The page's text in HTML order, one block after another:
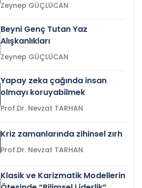
Zeynep GÜÇLÜCAN
Beyni Genç Tutan Yaz
Alışkanlıkları
Zeynep GÜÇLÜCAN
Yapay zeka çağında insan
olmayı koruyabilmek
Prof.Dr. Nevzat TARHAN
Kriz zamanlarında zihinsel zırh
Prof.Dr. Nevzat TARHAN
Klasik ve Karizmatik Modellerin